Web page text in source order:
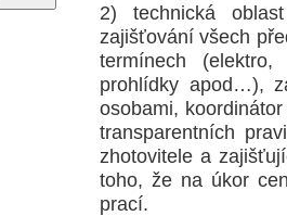
2) technická
zajišťování všech
termínech
prohlídky apod…),
osobami,
transparentních
zhotovitele a
toho, že na úkor
prací.